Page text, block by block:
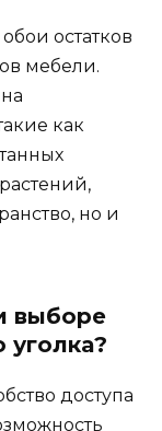
остатков
мебели.
как
но и
выборе
уголка?
доступа